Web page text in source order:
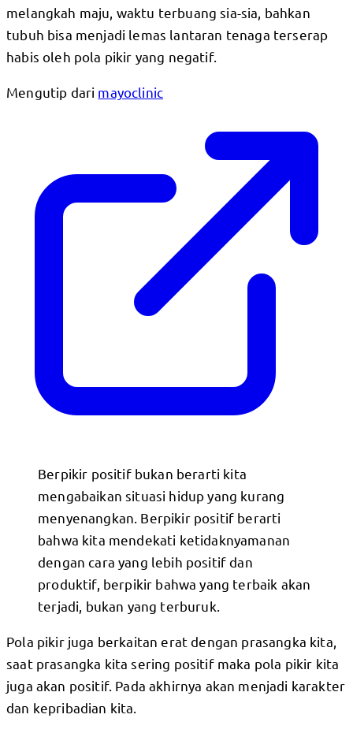
melangkah maju, waktu terbuang sia-sia, bahkan
tubuh bisa menjadi lemas lantaran tenaga terserap
habis oleh pola pikir yang negatif.
Mengutip dari mayoclinic
Berpikir positif bukan berarti kita
mengabaikan situasi hidup yang kurang
menyenangkan. Berpikir positif berarti
bahwa kita mendekati ketidaknyamanan
dengan cara yang lebih positif dan
produktif, berpikir bahwa yang terbaik akan
terjadi, bukan yang terburuk.
Pola pikir juga berkaitan erat dengan prasangka kita,
saat prasangka kita sering positif maka pola pikir kita
juga akan positif. Pada akhirnya akan menjadi karakter
dan kepribadian kita.